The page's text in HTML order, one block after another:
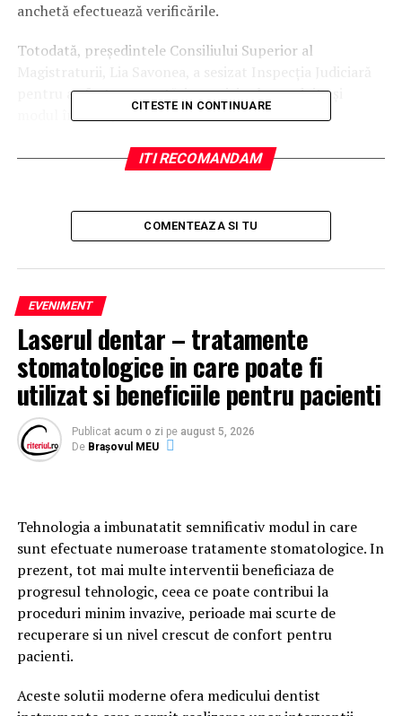
anchetă efectuează verificările.
Totodată, preşedintele Consiliului Superior al
Magistraturii, Lia Savonea, a sesizat Inspecţia Judiciară
pentru a efectua cercetări cu privire la conduita şi
modul în care procurorul a intervenit.
Fetiţa a fost luată cu mascaţii la finele lunii iunie din
casa în care a fost crescută de un asistent maternal, din
înfiată de o familie din America.
se observă cum copila refuză să meargă cu oamenii legii
a fost luată din casă a apărut un val de nemulţumiri,
oamenii fiind supăraţi de faptul că fetiţa a fost luată
împotriva voinţei ei.
fetiţei, audiată de procurori: Luptăm în continuare
apare prima dată înZiarul Nationalul.
ARTICOLE PE ACEIASI TEMA:
Bărbat mort după ce a fost accidentat succesiv de trei
maşini pe A4
NU RATATI
CITESTE IN CONTINUARE
ITI RECOMANDAM
COMENTEAZA SI TU
EVENIMENT
Laserul dentar – tratamente
stomatologice in care poate fi
utilizat si beneficiile pentru pacienti
Publicat acum o zi pe august 5, 2026
De Brașovul MEU
Tehnologia a imbunatatit semnificativ modul in care
sunt efectuate numeroase tratamente stomatologice. In
prezent, tot mai multe interventii beneficiaza de
progresul tehnologic, ceea ce poate contribui la
proceduri minim invazive, perioade mai scurte de
recuperare si un nivel crescut de confort pentru
pacienti.
Aceste solutii moderne ofera medicului dentist